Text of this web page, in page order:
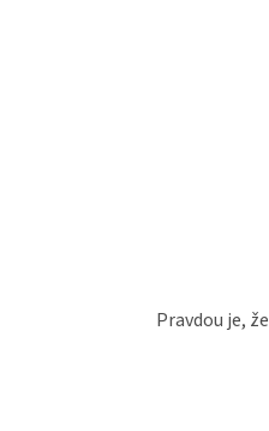
Pravdou je, že